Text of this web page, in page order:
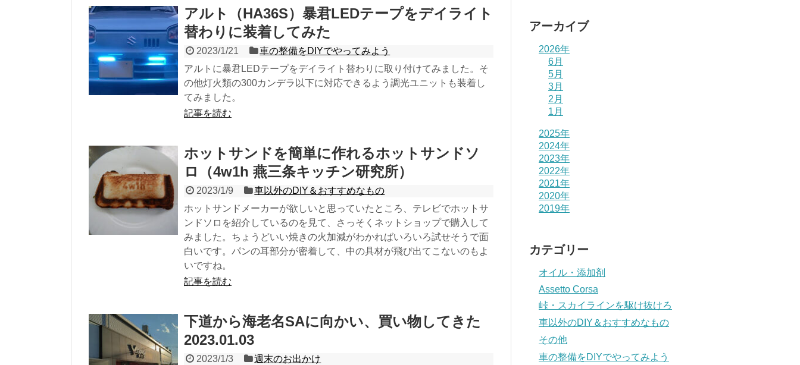
アルト（HA36S）暴君LEDテープをデイライト
替わりに装着してみた
2023/1/21
車の整備をDIYでやってみよう
アルトに暴君LEDテープをデイライト替わりに取り付けてみました。そ
の他灯火類の300カンデラ以下に対応できるよう調光ユニットも装着し
てみました。
記事を読む
ホットサンドを簡単に作れるホットサンドソ
ロ（4w1h 燕三条キッチン研究所）
2023/1/9
車以外のDIY＆おすすめなもの
ホットサンドメーカーが欲しいと思っていたところ、テレビでホットサ
ンドソロを紹介しているのを見て、さっそくネットショップで購入して
みました。ちょうどいい焼きの火加減がわかればいろいろ試せそうで面
白いです。パンの耳部分が密着して、中の具材が飛び出てこないのもよ
いですね。
記事を読む
下道から海老名SAに向かい、買い物してきた
2023.01.03
2023/1/3
週末のお出かけ
アーカイブ
2026年
6月
5月
3月
2月
1月
2025年
2024年
2023年
2022年
2021年
2020年
2019年
カテゴリー
オイル・添加剤
Assetto Corsa
峠・スカイラインを駆け抜けろ
車以外のDIY＆おすすめなもの
その他
車の整備をDIYでやってみよう